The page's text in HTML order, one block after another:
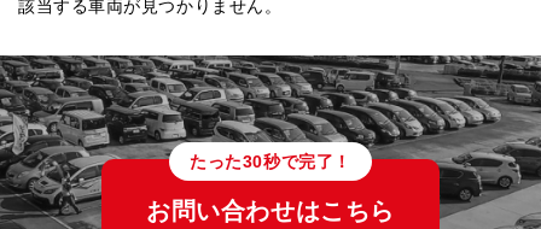
該当する車両が見つかりません。
たった30秒で完了！
お問い合わせはこちら